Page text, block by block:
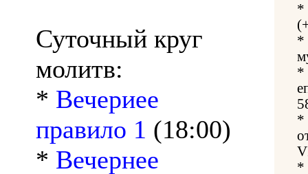
Суточный круг
молитв:
* Вечериее
правило 1 (18:00)
* Вечернее
*
*
*
*
*